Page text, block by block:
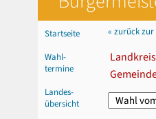
Startseite
Wahl-
termine
Landes-
übersicht
« zurück
Landkreis